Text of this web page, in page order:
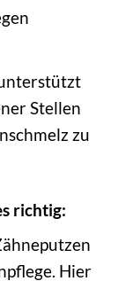
Stellen
zu
richtig:
Hier